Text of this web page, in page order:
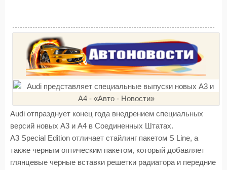
Audi отпразднует конец года внедрением специальных
версий новых A3 и A4 в Соединенных Штатах.
А3 Special Edition отличает стайлинг пакетом S Line, а
также черным оптическим пакетом, который добавляет
глянцевые черные вставки решетки радиатора и передние